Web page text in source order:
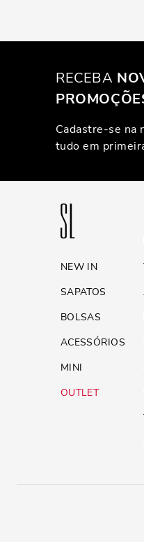
RECEBA
Cadastre-se na
tudo em
NEW IN
SAPATOS
BOLSAS
ACESSÓRIOS
MINI
OUTLET